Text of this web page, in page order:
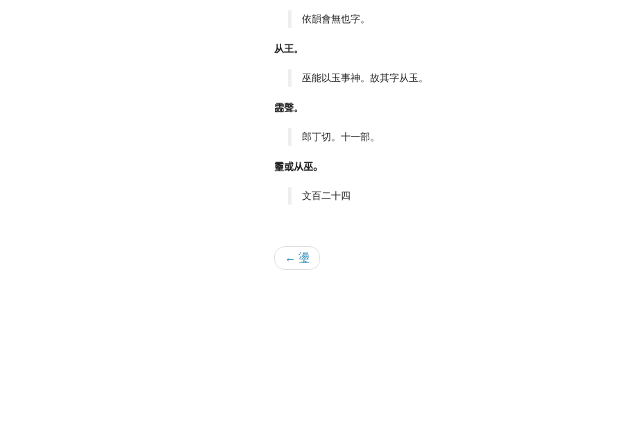
依韻會無也字。
从王。
巫能以玉事神。故其字从玉。
霝聲。
郎丁切。十一部。
𤫊或从巫。
文百二十四
← 璗